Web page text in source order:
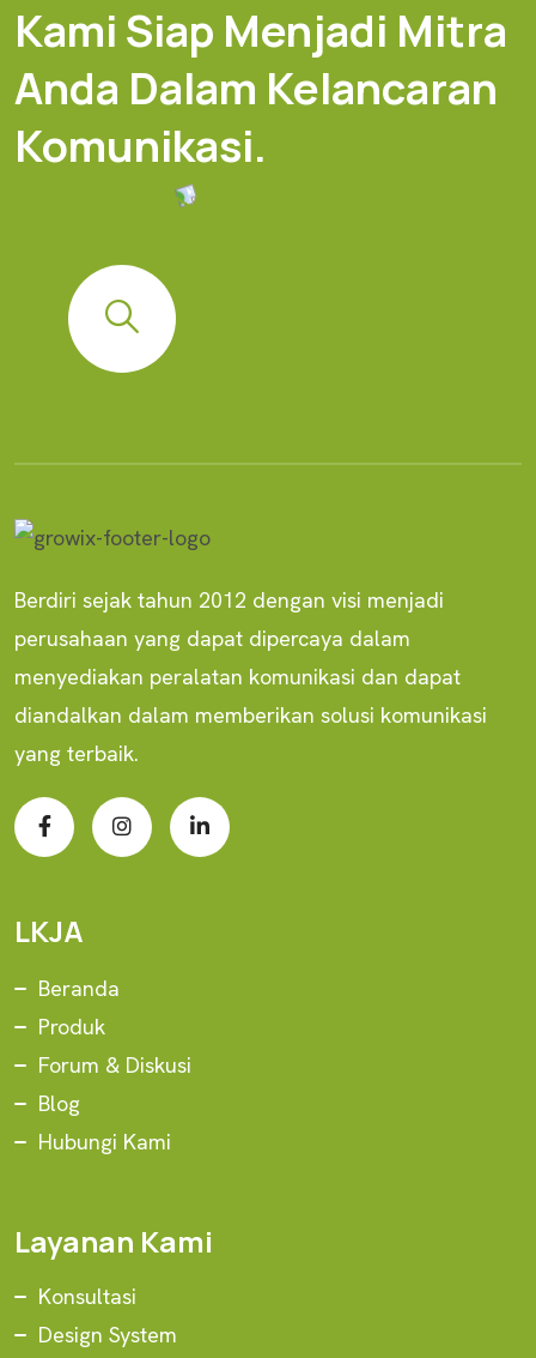
Kami Siap Menjadi Mitra
Anda Dalam Kelancaran
Komunikasi.
Berdiri sejak tahun 2012 dengan visi menjadi
perusahaan yang dapat dipercaya dalam
menyediakan peralatan komunikasi dan dapat
diandalkan dalam memberikan solusi komunikasi
yang terbaik.
LKJA
Beranda
Produk
Forum & Diskusi
Blog
Hubungi Kami
Layanan Kami
Konsultasi
Design System